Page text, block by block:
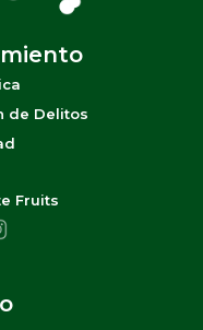
de Delitos
Fruits